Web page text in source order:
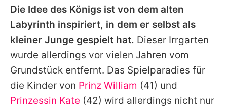
Die Idee des Königs ist von dem alten
Labyrinth inspiriert, in dem er selbst als
kleiner Junge gespielt hat. Dieser Irrgarten
wurde allerdings vor vielen Jahren vom
Grundstück entfernt. Das Spielparadies für
die Kinder von Prinz William (41) und
Prinzessin Kate (42) wird allerdings nicht nur